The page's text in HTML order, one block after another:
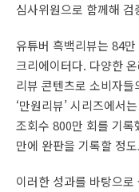
심사위원으로 함께해
유튜버 흑백리뷰는 84
크리에이터다. 다양한
리뷰 콘텐츠로 소비자
‘만원리뷰’ 시리즈에서
조회수 800만 회를 기록
만에 완판을 기록할 정
이러한 성과를 바탕으